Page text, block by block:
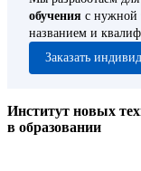
обучения с нужной
названием и
Заказать
Институт новых
в образовании